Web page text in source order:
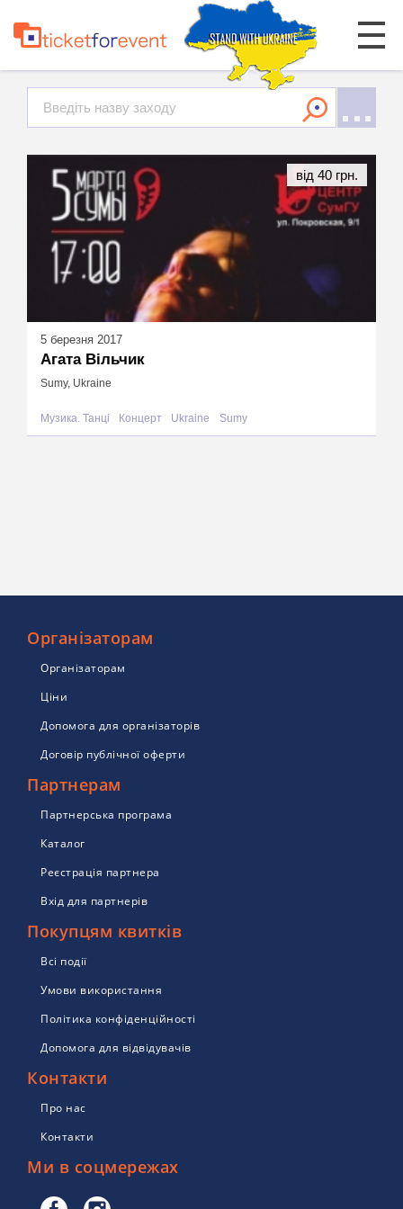
5 березня 2017
Агата Вільчик
Sumy, Ukraine
Музика. Танці Концерт Ukraine Sumy
від 40 грн.
Організаторам
Організаторам
Ціни
Допомога для організаторів
Договір публічної оферти
Партнерам
Партнерська програма
Каталог
Реєстрація партнера
Вхід для партнерів
Покупцям квитків
Всі події
Умови використання
Політика конфіденційності
Допомога для відвідувачів
Контакти
Про нас
Контакти
Ми в соцмережах